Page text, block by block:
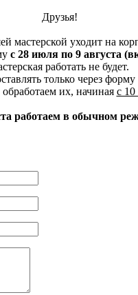
Друзья!
мастерской уходит на
с 28 июля по 9 августа
работать не будет.
только через
обработаем их, начиная с 10
работаем в обычном